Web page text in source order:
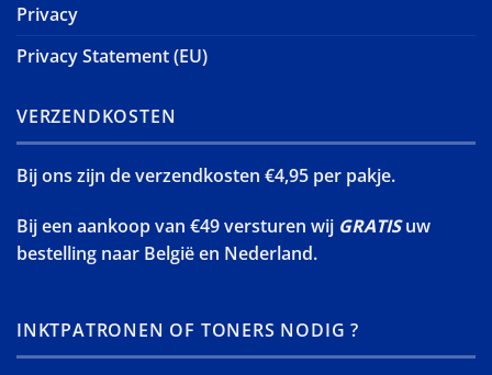
Privacy
Privacy Statement (EU)
VERZENDKOSTEN
Bij ons zijn de verzendkosten €4,95 per pakje.
Bij een aankoop van €49 versturen wij GRATISuw
bestelling naar België en Nederland.
INKTPATRONEN OF TONERS NODIG ?